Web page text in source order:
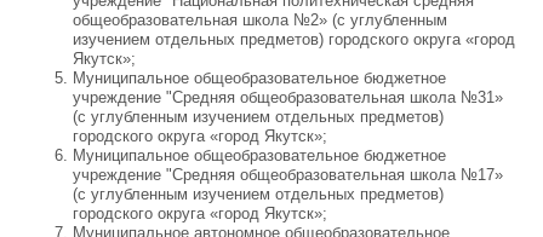
общеобразовательная школа №2» (с углубленным
изучением отдельных предметов) городского округа «город
Якутск»;
Муниципальное общеобразовательное бюджетное
учреждение "Средняя общеобразовательная школа №31»
(с углубленным изучением отдельных предметов)
городского округа «город Якутск»;
Муниципальное общеобразовательное бюджетное
учреждение "Средняя общеобразовательная школа №17»
(с углубленным изучением отдельных предметов)
городского округа «город Якутск»;
Муниципальное автономное общеобразовательное